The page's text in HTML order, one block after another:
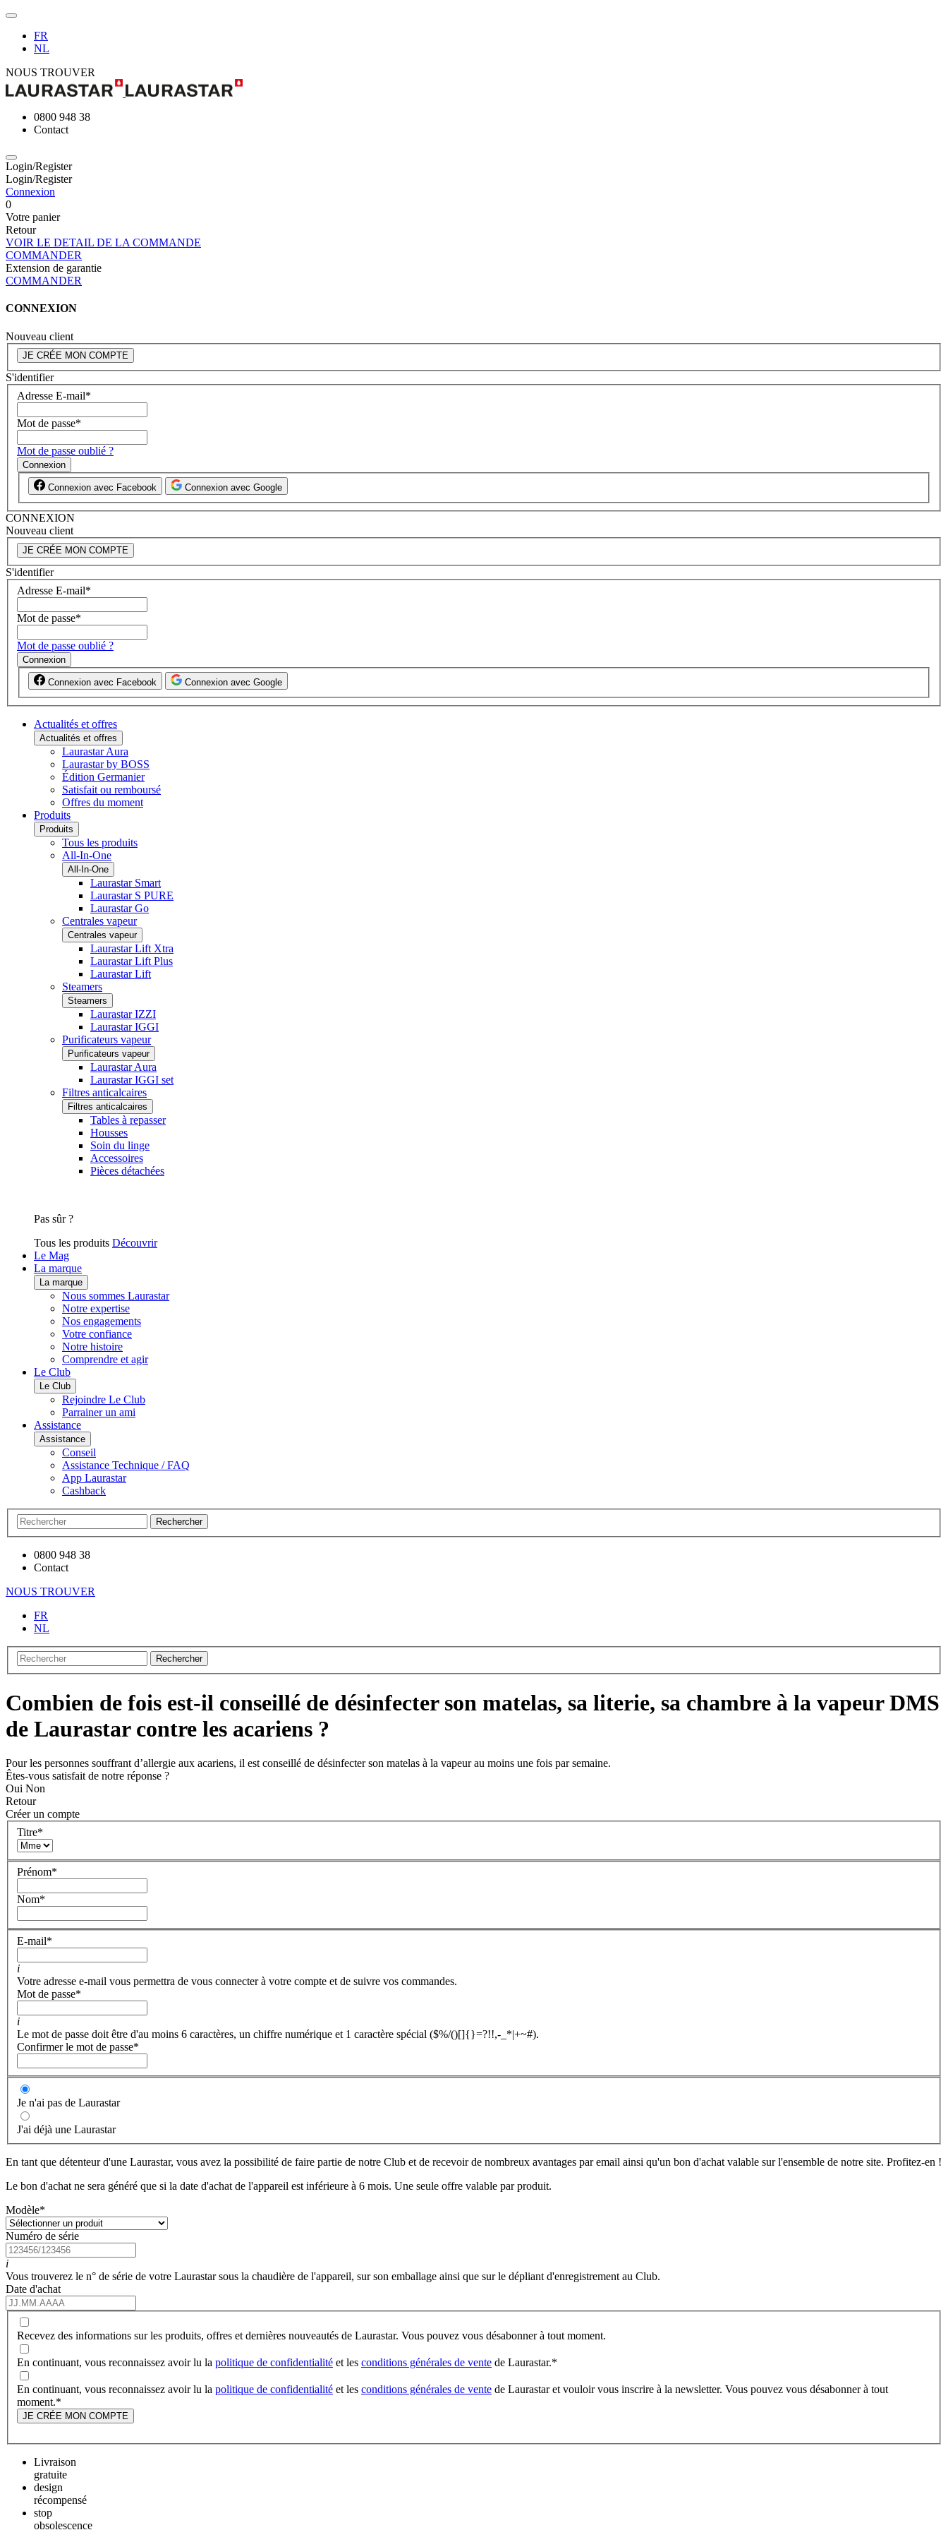
FR
NL
NOUS TROUVER
0800 948 38
Contact
Login/Register
Login/Register
Connexion
0
Votre panier
Retour
VOIR LE DETAIL DE LA COMMANDE
COMMANDER
Extension de garantie
COMMANDER
CONNEXION
Nouveau client
JE CRÉE MON COMPTE
S'identifier
Adresse E-mail*
Mot de passe*
Mot de passe oublié ?
Connexion
Connexion avec Facebook Connexion avec Google
CONNEXION
Nouveau client
JE CRÉE MON COMPTE
S'identifier
Adresse E-mail*
Mot de passe*
Mot de passe oublié ?
Connexion
Connexion avec Facebook Connexion avec Google
Actualités et offres
Actualités et offres
Laurastar Aura
Laurastar by BOSS
Édition Germanier
Satisfait ou remboursé
Offres du moment
Produits
Produits
Tous les produits
All-In-One
All-In-One
Laurastar Smart
Laurastar S PURE
Laurastar Go
Centrales vapeur
Centrales vapeur
Laurastar Lift Xtra
Laurastar Lift Plus
Laurastar Lift
Steamers
Steamers
Laurastar IZZI
Laurastar IGGI
Purificateurs vapeur
Purificateurs vapeur
Laurastar Aura
Laurastar IGGI set
Filtres anticalcaires
Filtres anticalcaires
Tables à repasser
Housses
Soin du linge
Accessoires
Pièces détachées
Pas sûr ?
Tous les produits Découvrir
Le Mag
La marque
La marque
Nous sommes Laurastar
Notre expertise
Nos engagements
Votre confiance
Notre histoire
Comprendre et agir
Le Club
Le Club
Rejoindre Le Club
Parrainer un ami
Assistance
Assistance
Conseil
Assistance Technique / FAQ
App Laurastar
Cashback
Rechercher
0800 948 38
Contact
NOUS TROUVER
FR
NL
Rechercher
Combien de fois est-il conseillé de désinfecter son matelas, sa literie, sa chambre à la vapeur DMS
de Laurastar contre les acariens ?
Pour les personnes souffrant d’allergie aux acariens, il est conseillé de désinfecter son matelas à la vapeur au moins une fois par semaine.
Êtes-vous satisfait de notre réponse ?
Oui Non
Retour
Créer un compte
Titre*
Prénom*
Nom*
E-mail*
i
Votre adresse e-mail vous permettra de vous connecter à votre compte et de suivre vos commandes.
Mot de passe*
i
Le mot de passe doit être d'au moins 6 caractères, un chiffre numérique et 1 caractère spécial ($%/()[]{}=?!!,-_*|+~#).
Confirmer le mot de passe*
Je n'ai pas de Laurastar
J'ai déjà une Laurastar
En tant que détenteur d'une Laurastar, vous avez la possibilité de faire partie de notre Club et de recevoir de nombreux avantages par email ainsi qu'un bon d'achat valable sur l'ensemble de notre site. Profitez-en !
Le bon d'achat ne sera généré que si la date d'achat de l'appareil est inférieure à 6 mois. Une seule offre valable par produit.
Modèle*
Numéro de série
i
Vous trouverez le n° de série de votre Laurastar sous la chaudière de l'appareil, sur son emballage ainsi que sur le dépliant d'enregistrement au Club.
Date d'achat
Recevez des informations sur les produits, offres et dernières nouveautés de Laurastar. Vous pouvez vous désabonner à tout moment.
En continuant, vous reconnaissez avoir lu la politique de confidentialité et les conditions générales de vente de Laurastar.*
En continuant, vous reconnaissez avoir lu la politique de confidentialité et les conditions générales de vente de Laurastar et vouloir vous inscrire à la newsletter. Vous pouvez vous désabonner à tout
moment.*
JE CRÉE MON COMPTE
Livraison
gratuite
design
récompensé
stop
obsolescence